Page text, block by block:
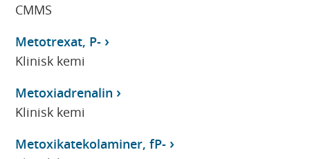
CMMS
Metotrexat, P-
Klinisk kemi
Metoxiadrenalin
Klinisk kemi
Metoxikatekolaminer, fP-